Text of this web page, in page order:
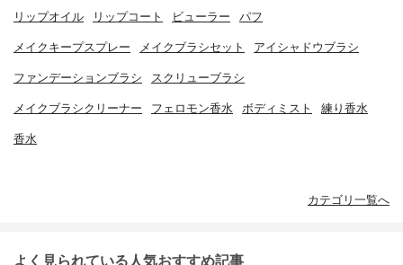
リップオイル リップコート ビューラー パフ
メイクキープスプレー メイクブラシセット アイシャドウブラシ
ファンデーションブラシ スクリューブラシ
メイクブラシクリーナー フェロモン香水 ボディミスト 練り香水
香水
カテゴリ一覧へ
よく見られている人気おすすめ記事